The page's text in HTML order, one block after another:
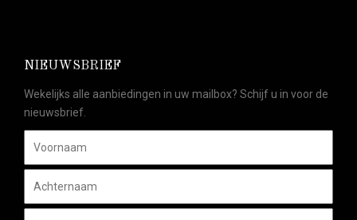
NIEUWSBRIEF
Wekelijks alle aanbiedingen in uw mailbox? Schijf u in voor de
nieuwsbrief.